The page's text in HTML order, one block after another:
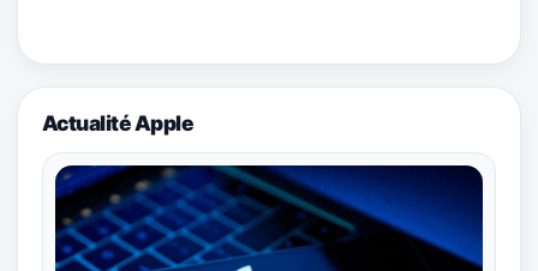
Actualité Apple